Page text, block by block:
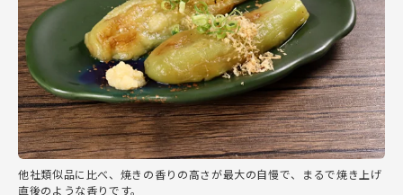
他社類似品に比べ、焼きの香りの高さが最大の自慢で、まるで焼き上げ
直後のような香りです。